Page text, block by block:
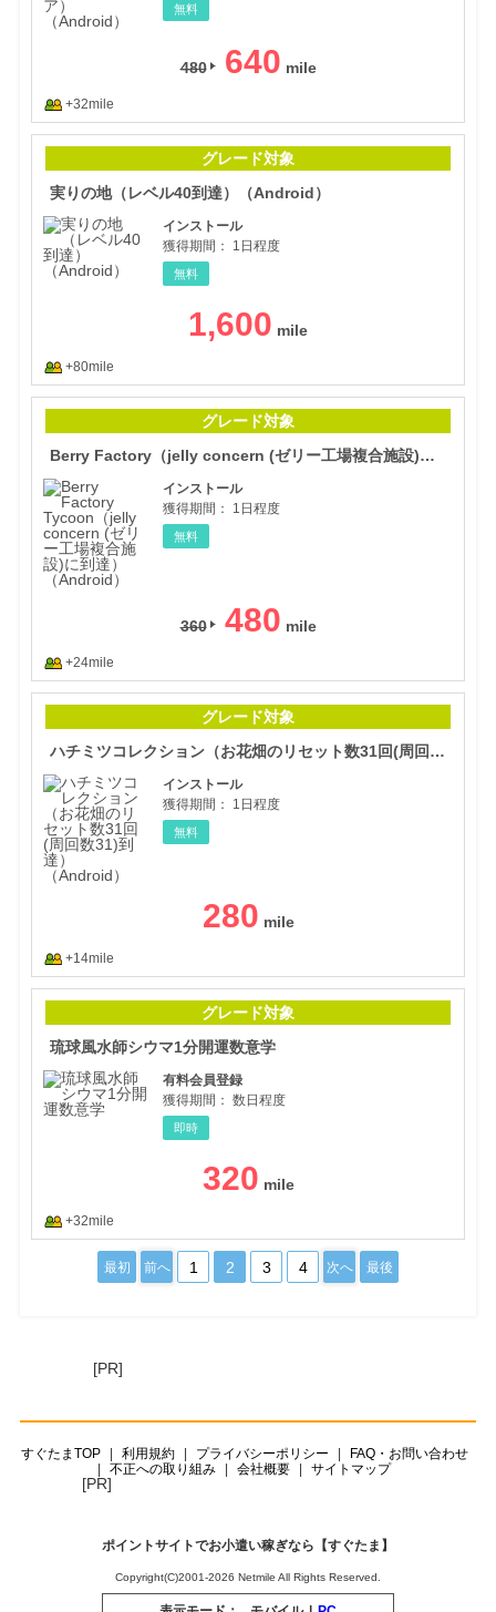
無料
480 640
+32mile
グレード対象
実りの地（レベル40到達）（Android）
インストール
獲得期間：
1日程度
無料
1,600
+80mile
グレード対象
Berry Factory（jelly concern (ゼリー工場複合施設)に到達）（Android）
インストール
獲得期間：
1日程度
無料
360 480
+24mile
グレード対象
ハチミツコレクション（お花畑のリセット数31回(周回数31)到達）（Android）
インストール
獲得期間：
1日程度
無料
280
+14mile
グレード対象
琉球風水師シウマ1分開運数意学
有料会員登録
獲得期間： 数日程度
即時
320
+32mile
最初 前へ 1 2 3 4 次へ 最後
[PR]
すぐたまTOP 利用規約 プライバシーポリシー
FAQ・お問い合わせ
不正への取り組み
会社概要 サイトマップ
[PR]
ポイントサイトでお小遣い稼ぎなら【すぐたま】
Copyright(C)2001-2026 Netmile All Rights Reserved.